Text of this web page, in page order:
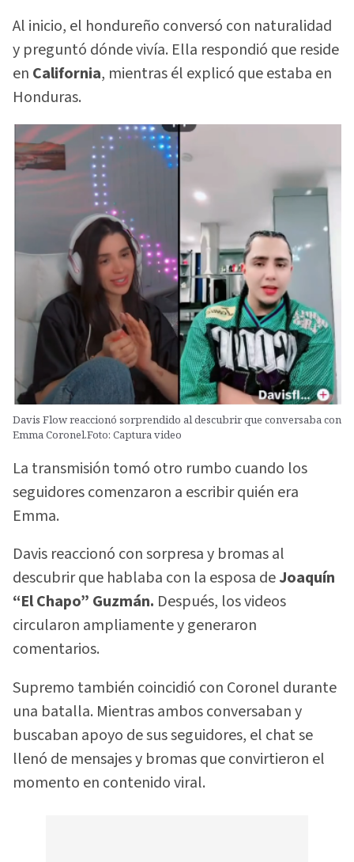
Al inicio, el hondureño conversó con naturalidad
y preguntó dónde vivía. Ella respondió que reside
en California, mientras él explicó que estaba en
Honduras.
Davis Flow reaccionó sorprendido al descubrir que conversaba con
Emma Coronel.Foto: Captura video
La transmisión tomó otro rumbo cuando los
seguidores comenzaron a escribir quién era
Emma.
Davis reaccionó con sorpresa y bromas al
descubrir que hablaba con la esposa deJoaquín
“El Chapo” Guzmán. Después, los videos
circularon ampliamente y generaron
comentarios.
Supremo también coincidió con Coronel durante
una batalla. Mientras ambos conversaban y
buscaban apoyo de sus seguidores, el chat se
llenó de mensajes y bromas que convirtieron el
momento en contenido viral.